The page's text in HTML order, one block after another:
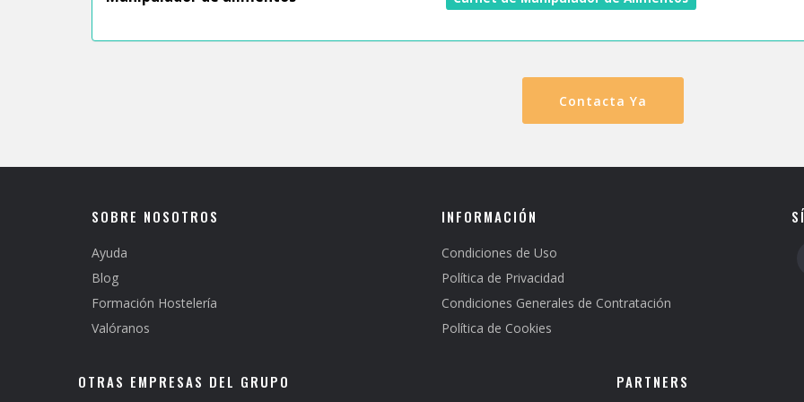
Contacta Ya
SOBRE NOSOTROS
Ayuda
Blog
Formación Hostelería
Valóranos
INFORMACIÓN
Condiciones de Uso
Política de Privacidad
Condiciones Generales de Contratación
Política de Cookies
OTRAS EMPRESAS DEL GRUPO PARTNERS